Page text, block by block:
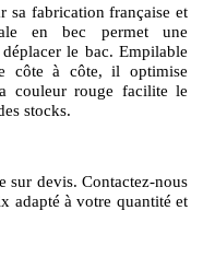
sa fabrication française et
en bec permet une
le bac. Empilable
côte à côte, il optimise
couleur rouge facilite le
stocks.
sur devis. Contactez-nous
adapté à votre quantité et